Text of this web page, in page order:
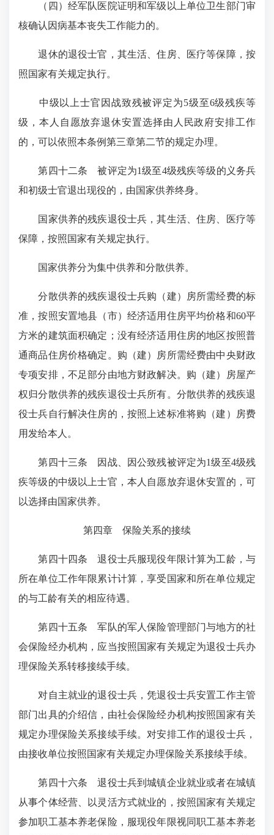
（四）经军队医院证明和军级以上单位卫生部门审
核确认因病基本丧失工作能力的。
退休的退役士官，其生活、住房、医疗等保障，按
照国家有关规定执行。
中级以上士官因战致残被评定为5级至6级残疾等
级，本人自愿放弃退休安置选择由人民政府安排工作
的，可以依照本条例第三章第二节的规定办理。
第四十二条 被评定为1级至4级残疾等级的义务兵
和初级士官退出现役的，由国家供养终身。
国家供养的残疾退役士兵，其生活、住房、医疗等
保障，按照国家有关规定执行。
国家供养分为集中供养和分散供养。
分散供养的残疾退役士兵购（建）房所需经费的标
准，按照安置地县（市）经济适用住房平均价格和60平
方米的建筑面积确定；没有经济适用住房的地区按照普
通商品住房价格确定。购（建）房所需经费由中央财政
专项安排，不足部分由地方财政解决。购（建）房屋产
权归分散供养的残疾退役士兵所有。分散供养的残疾退
役士兵自行解决住房的，按照上述标准将购（建）房费
用发给本人。
第四十三条 因战、因公致残被评定为1级至4级残
疾等级的中级以上士官，本人自愿放弃退休安置的，可
以选择由国家供养。
第四章 保险关系的接续
第四十四条 退役士兵服现役年限计算为工龄，与
所在单位工作年限累计计算，享受国家和所在单位规定
的与工龄有关的相应待遇。
第四十五条 军队的军人保险管理部门与地方的社
会保险经办机构，应当按照国家有关规定为退役士兵办
理保险关系转移接续手续。
对自主就业的退役士兵，凭退役士兵安置工作主管
部门出具的介绍信，由社会保险经办机构按照国家有关
规定办理保险关系接续手续。对安排工作的退役士兵，
由接收单位按照国家有关规定办理保险关系接续手续。
第四十六条 退役士兵到城镇企业就业或者在城镇
从事个体经营、以灵活方式就业的，按照国家有关规定
参加职工基本养老保险，服现役年限视同职工基本养老